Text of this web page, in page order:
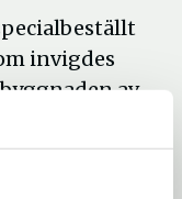
invigdes
av
ner eftersom